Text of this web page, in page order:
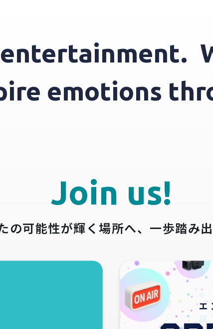
Join us!
の可能性が輝く場所へ、 一歩踏み出